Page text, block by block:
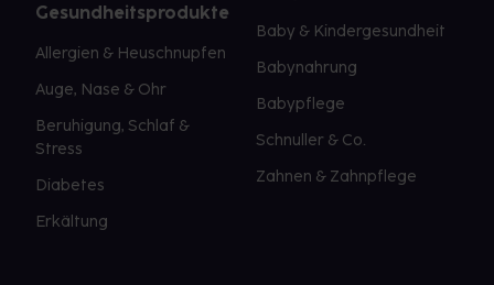
Gesundheitsprodukte
Allergien & Heuschnupfen
Auge, Nase & Ohr
Beruhigung, Schlaf &
Stress
Diabetes
Erkältung
Baby & Kindergesundheit
Babynahrung
Babypflege
Schnuller & Co.
Zahnen & Zahnpflege